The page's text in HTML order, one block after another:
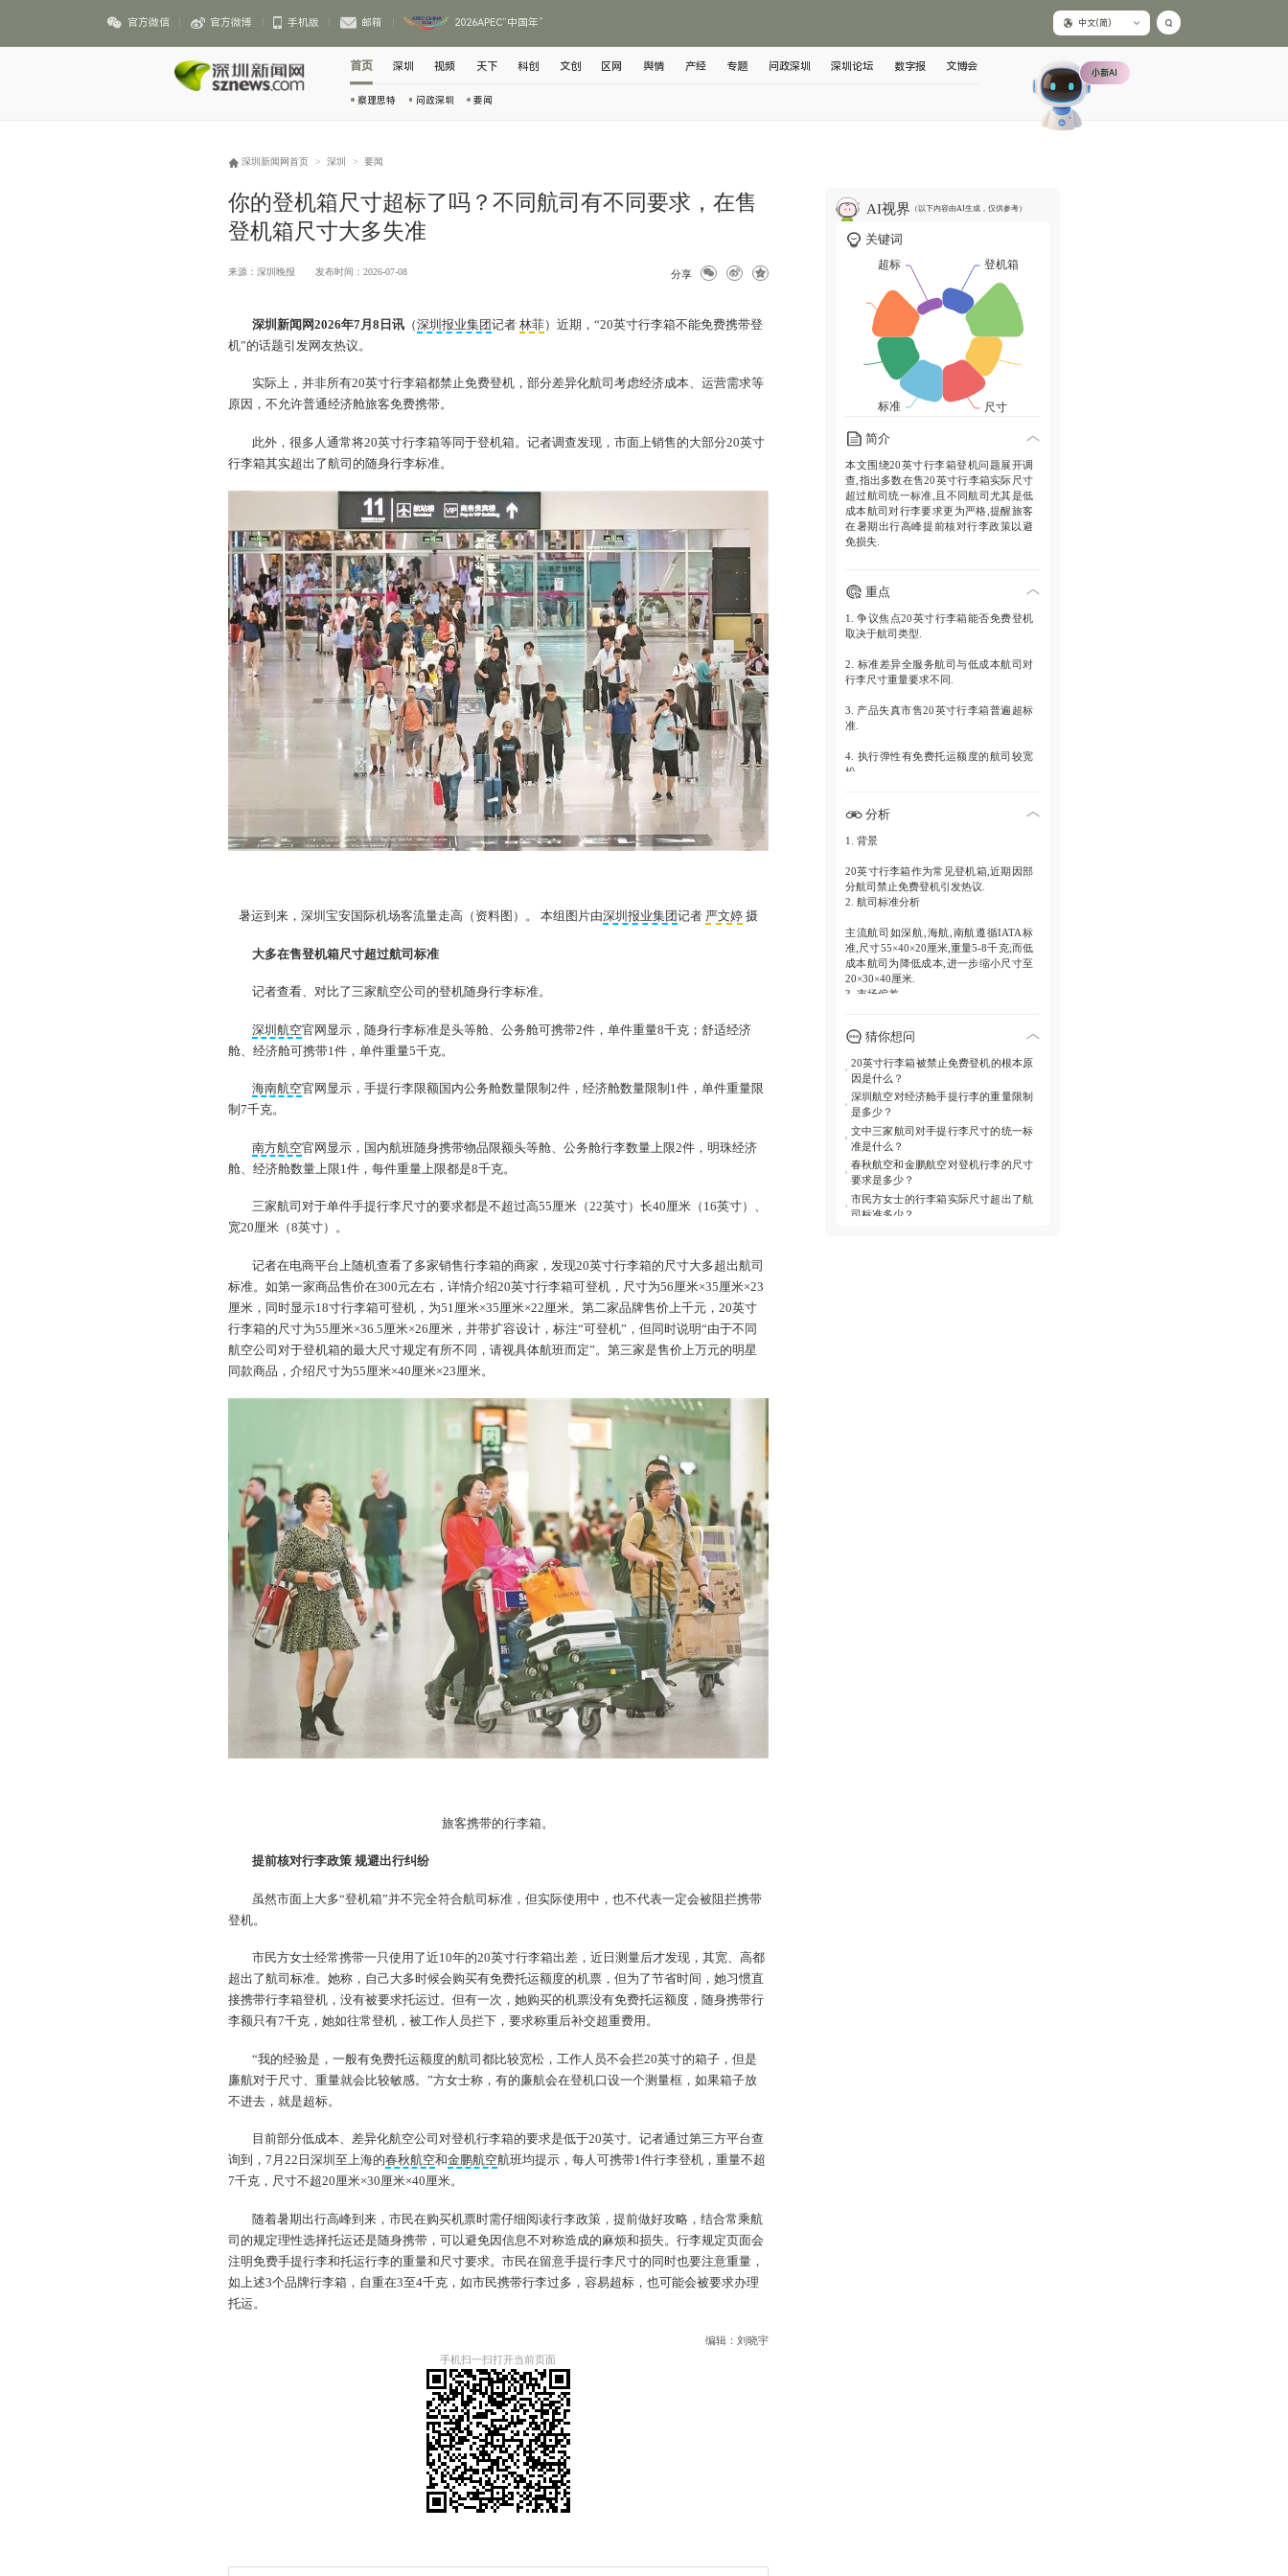
官方微信 官方微博 手机版 邮箱 2026APEC“中国年” 中文(简)
首页
察理思特 问政深圳 要闻
深圳 视频 天下 科创 文创 区网 舆情 产经 专题 问政深圳 深圳论坛 数字报 文博会 小新AI
深圳新闻网首页 > 深圳 > 要闻
你的登机箱尺寸超标了吗？不同航司有不同要求，在售
登机箱尺寸大多失准
来源：深圳晚报 发布时间：2026-07-08 分享
深圳新闻网2026年7月8日讯 （深圳报业集团记者林菲）近期，“20英寸行李箱不能免费携带登
机”的话题引发网友热议。
实际上，并非所有20英寸行李箱都禁止免费登机，部分差异化航司考虑经济成本、运营需求等
原因，不允许普通经济舱旅客免费携带。
此外，很多人通常将20英寸行李箱等同于登机箱。记者调查发现，市面上销售的大部分20英寸
行李箱其实超出了航司的随身行李标准。
暑运到来，深圳宝安国际机场客流量走高（资料图）。 本组图片由深圳报业集团记者 严文婷摄
大多在售登机箱尺寸超过航司标准
记者查看、对比了三家航空公司的登机随身行李标准。
深圳航空官网显示，随身行李标准是头等舱、公务舱可携带2件，单件重量8千克；舒适经济
舱、经济舱可携带1件，单件重量5千克。
海南航空官网显示，手提行李限额国内公务舱数量限制2件，经济舱数量限制1件，单件重量限
制7千克。
南方航空官网显示，国内航班随身携带物品限额头等舱、公务舱行李数量上限2件，明珠经济
舱、经济舱数量上限1件，每件重量上限都是8千克。
三家航司对于单件手提行李尺寸的要求都是不超过高55厘米（22英寸）长40厘米（16英寸）、
宽20厘米（8英寸）。
记者在电商平台上随机查看了多家销售行李箱的商家，发现20英寸行李箱的尺寸大多超出航司
标准。如第一家商品售价在300元左右，详情介绍20英寸行李箱可登机，尺寸为56厘米×35厘米×23
厘米，同时显示18寸行李箱可登机，为51厘米×35厘米×22厘米。第二家品牌售价上千元，20英寸
行李箱的尺寸为55厘米×36.5厘米×26厘米，并带扩容设计，标注“可登机”，但同时说明“由于不同
航空公司对于登机箱的最大尺寸规定有所不同，请视具体航班而定”。第三家是售价上万元的明星
同款商品，介绍尺寸为55厘米×40厘米×23厘米。
旅客携带的行李箱。
提前核对行李政策 规避出行纠纷
虽然市面上大多“登机箱”并不完全符合航司标准，但实际使用中，也不代表一定会被阻拦携带
登机。
市民方女士经常携带一只使用了近10年的20英寸行李箱出差，近日测量后才发现，其宽、高都
超出了航司标准。她称，自己大多时候会购买有免费托运额度的机票，但为了节省时间，她习惯直
接携带行李箱登机，没有被要求托运过。但有一次，她购买的机票没有免费托运额度，随身携带行
李额只有7千克，她如往常登机，被工作人员拦下，要求称重后补交超重费用。
“我的经验是，一般有免费托运额度的航司都比较宽松，工作人员不会拦20英寸的箱子，但是
廉航对于尺寸、重量就会比较敏感。”方女士称，有的廉航会在登机口设一个测量框，如果箱子放
不进去，就是超标。
目前部分低成本、差异化航空公司对登机行李箱的要求是低于20英寸。记者通过第三方平台查
询到，7月22日深圳至上海的春秋航空和金鹏航空航班均提示，每人可携带1件行李登机，重量不超
7千克，尺寸不超20厘米×30厘米×40厘米。
随着暑期出行高峰到来，市民在购买机票时需仔细阅读行李政策，提前做好攻略，结合常乘航
司的规定理性选择托运还是随身携带，可以避免因信息不对称造成的麻烦和损失。行李规定页面会
注明免费手提行李和托运行李的重量和尺寸要求。市民在留意手提行李尺寸的同时也要注意重量，
如上述3个品牌行李箱，自重在3至4千克，如市民携带行李过多，容易超标，也可能会被要求办理
托运。
编辑：刘晓宇
手机扫一扫打开当前页面
AI视界 （以下内容由AI生成，仅供参考）
关键词
简介
本文围绕20英寸行李箱登机问题展开调
查,指出多数在售20英寸行李箱实际尺寸
超过航司统一标准,且不同航司尤其是低
成本航司对行李要求更为严格,提醒旅客
在暑期出行高峰提前核对行李政策以避
免损失.
重点
1. 争议焦点20英寸行李箱能否免费登机
取决于航司类型.
2. 标准差异全服务航司与低成本航司对
行李尺寸重量要求不同.
3. 产品失真市售20英寸行李箱普遍超标
准.
4. 执行弹性有免费托运额度的航司较宽
松.
分析
1. 背景
20英寸行李箱作为常见登机箱,近期因部
分航司禁止免费登机引发热议.
2. 航司标准分析
主流航司如深航,海航,南航遵循IATA标
准,尺寸55×40×20厘米,重量5-8千克;而低
成本航司为降低成本,进一步缩小尺寸至
20×30×40厘米.
3. 市场偏差
超标,商家标注可登机但未充分提示标准
4. 旅客认知误区
多数旅客认为20英寸等于登机箱,忽视实
际尺寸测量与航司差异.
5. 建议
旅客应主动查询所乘航司行李规定,考虑
购买符合标准行李箱或提前办理托运.
猜你想问
20英寸行李箱被禁止免费登机的根本原
因是什么？
深圳航空对经济舱手提行李的重量限制
是多少？
文中三家航司对手提行李尺寸的统一标
准是什么？
春秋航空和金鹏航空对登机行李的尺寸
要求是多少？
市民方女士的行李箱实际尺寸超出了航
司标准多少？